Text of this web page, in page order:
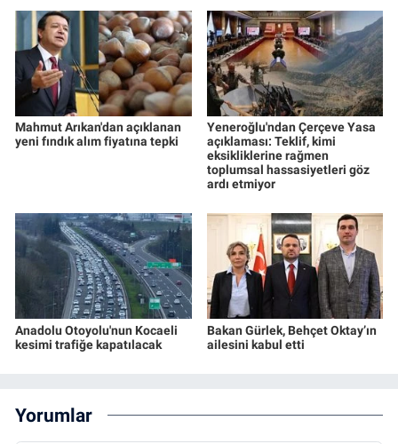
Mahmut Arıkan'dan açıklanan
yeni fındık alım fiyatına tepki
Yeneroğlu'ndan Çerçeve Yasa
açıklaması: Teklif, kimi
eksikliklerine rağmen
toplumsal hassasiyetleri göz
ardı etmiyor
Anadolu Otoyolu'nun Kocaeli
kesimi trafiğe kapatılacak
Bakan Gürlek, Behçet Oktay’ın
ailesini kabul etti
Yorumlar